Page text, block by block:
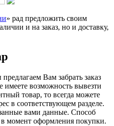
» рад предложить своим
и на заказ, но и доставку,
Вам забрать заказ
имеете возможность вывезти
товар, то всегда можете
в соответствующем разделе.
вами данные. Способ
момент оформления покупки.